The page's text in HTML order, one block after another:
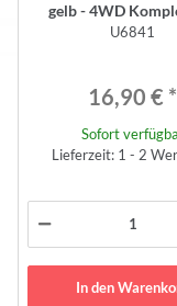
gelb - 4WD
vorne (2 Stück) -
U6841
16,90 € *
Sofort
Lieferzeit: 1 - 2
In den